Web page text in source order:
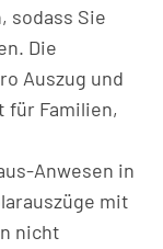
sodass Sie
Die
Auszug und
für Familien,
Anwesen in
mit
nicht